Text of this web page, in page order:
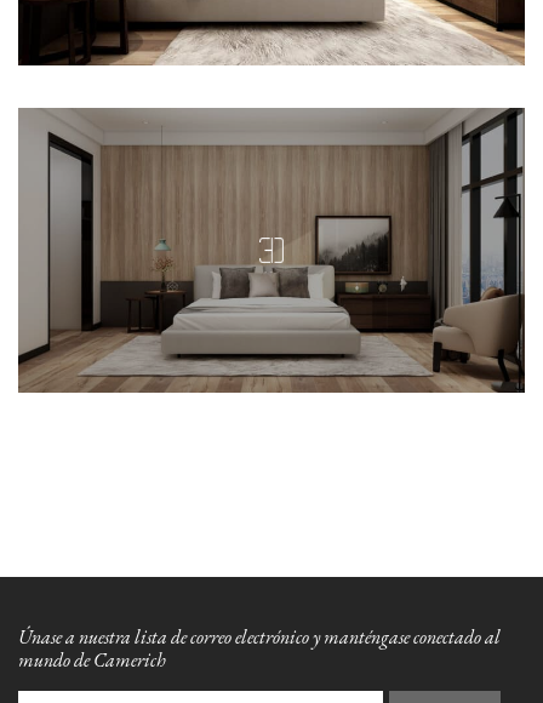
Únase a nuestra lista de correo electrónico y manténgase conectado al
mundo de Camerich